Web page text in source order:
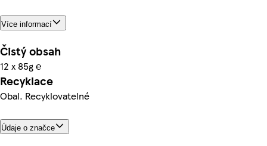
Více informací
Čistý obsah
12 x 85g ℮
Recyklace
Obal. Recyklovatelné
Údaje o značce